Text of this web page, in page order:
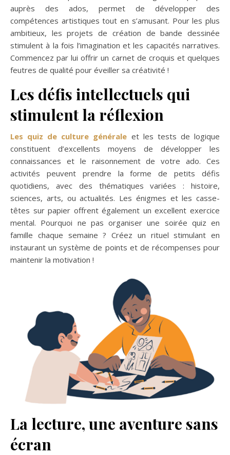
auprès des ados, permet de développer des
compétences artistiques tout en s’amusant. Pour les plus
ambitieux, les projets de création de bande dessinée
stimulent à la fois l’imagination et les capacités narratives.
Commencez par lui offrir un carnet de croquis et quelques
feutres de qualité pour éveiller sa créativité !
Les défis intellectuels qui
stimulent la réflexion
Les quiz de culture générale et les tests de logique
constituent d’excellents moyens de développer les
connaissances et le raisonnement de votre ado. Ces
activités peuvent prendre la forme de petits défis
quotidiens, avec des thématiques variées : histoire,
sciences, arts, ou actualités. Les énigmes et les casse-
têtes sur papier offrent également un excellent exercice
mental. Pourquoi ne pas organiser une soirée quiz en
famille chaque semaine ? Créez un rituel stimulant en
instaurant un système de points et de récompenses pour
maintenir la motivation !
La lecture, une aventure sans
écran